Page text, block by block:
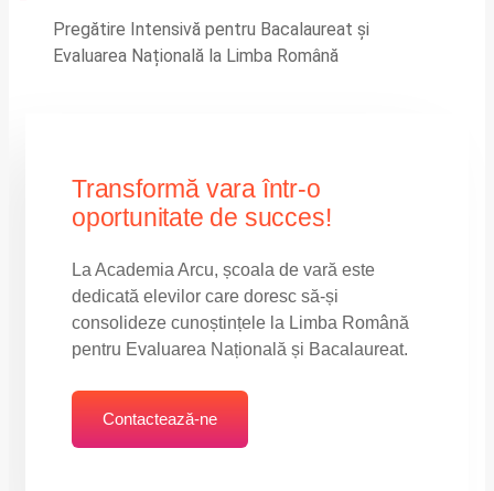
Pregătire Intensivă pentru Bacalaureat și
Evaluarea Națională la Limba Română
Transformă vara într-o
oportunitate de succes!
La Academia Arcu, școala de vară este
dedicată elevilor care doresc să-și
consolideze cunoștințele la Limba Română
pentru Evaluarea Națională și Bacalaureat.
Contactează-ne